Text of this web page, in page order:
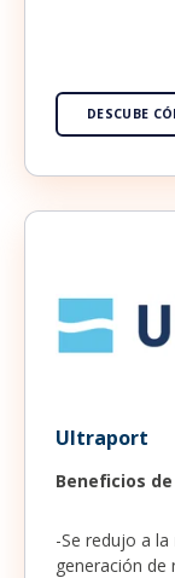
DESCUBE
Ultraport
Beneficios
-Se redujo a la
generación de